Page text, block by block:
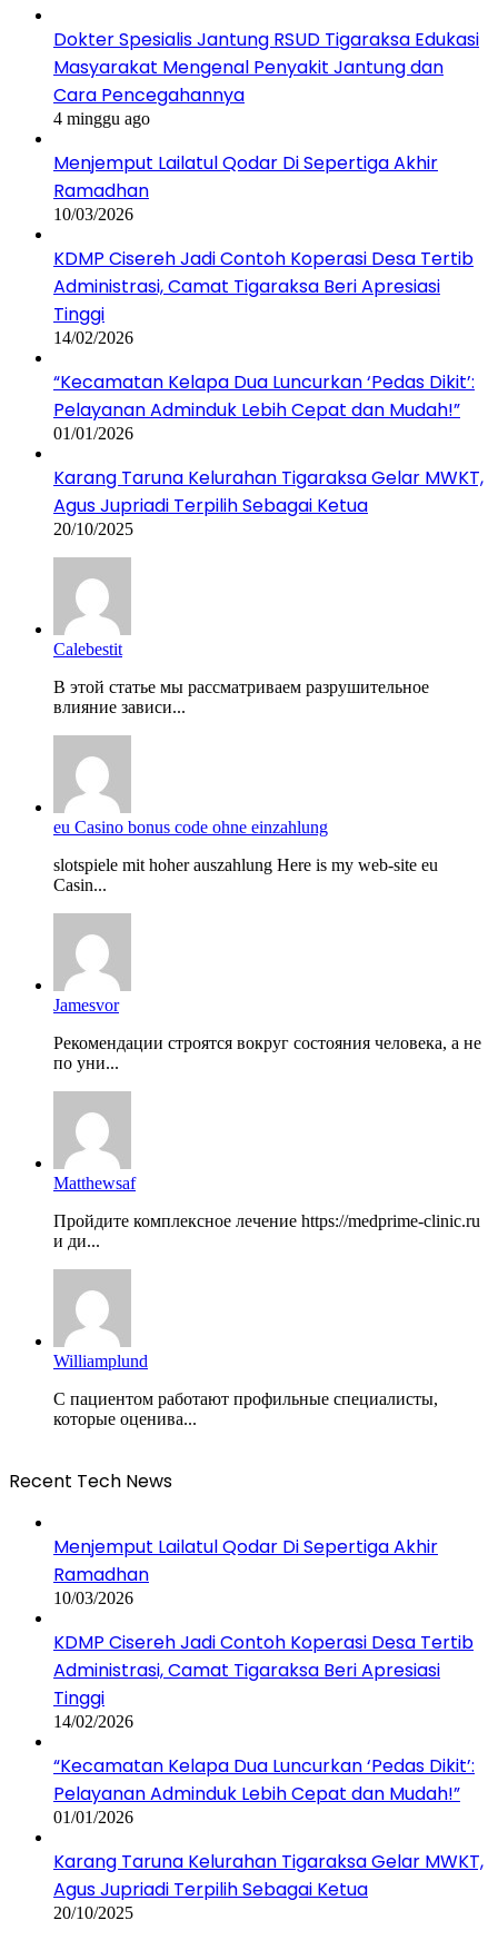
Dokter Spesialis Jantung RSUD Tigaraksa Edukasi
Masyarakat Mengenal Penyakit Jantung dan
Cara Pencegahannya
4 minggu ago
Menjemput Lailatul Qodar Di Sepertiga Akhir
Ramadhan
10/03/2026
KDMP Cisereh Jadi Contoh Koperasi Desa Tertib
Administrasi, Camat Tigaraksa Beri Apresiasi
Tinggi
14/02/2026
“Kecamatan Kelapa Dua Luncurkan ‘Pedas Dikit’:
Pelayanan Adminduk Lebih Cepat dan Mudah!”
01/01/2026
Karang Taruna Kelurahan Tigaraksa Gelar MWKT,
Agus Jupriadi Terpilih Sebagai Ketua
20/10/2025
Calebestit
В этой статье мы рассматриваем разрушительное
влияние зависи...
eu Casino bonus code ohne einzahlung
slotspiele mit hoher auszahlung Here is my web-site eu
Casin...
Jamesvor
Рекомендации строятся вокруг состояния человека, а не
по уни...
Matthewsaf
Пройдите комплексное лечение https://medprime-clinic.ru
и ди...
Williamplund
С пациентом работают профильные специалисты,
которые оценива...
Recent Tech News
Menjemput Lailatul Qodar Di Sepertiga Akhir
Ramadhan
10/03/2026
KDMP Cisereh Jadi Contoh Koperasi Desa Tertib
Administrasi, Camat Tigaraksa Beri Apresiasi
Tinggi
14/02/2026
“Kecamatan Kelapa Dua Luncurkan ‘Pedas Dikit’:
Pelayanan Adminduk Lebih Cepat dan Mudah!”
01/01/2026
Karang Taruna Kelurahan Tigaraksa Gelar MWKT,
Agus Jupriadi Terpilih Sebagai Ketua
20/10/2025